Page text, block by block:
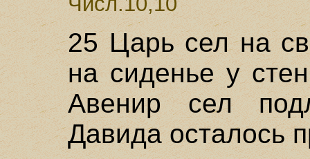
25 Царь сел на
на сиденье у
Авенир сел
Давида осталось